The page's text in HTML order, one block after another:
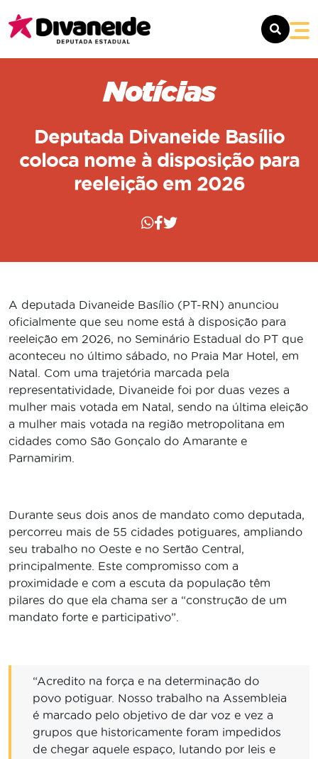
NOTÍCIAS
Notícias
Deputada Divaneide Basílio
coloca nome à disposição para
reeleição em 2026
A deputada Divaneide Basílio (PT-RN) anunciou
oficialmente que seu nome está à disposição para
reeleição em 2026, no Seminário Estadual do PT que
aconteceu no último sábado, no Praia Mar Hotel, em
Natal. Com uma trajetória marcada pela
representatividade, Divaneide foi por duas vezes a
mulher mais votada em Natal, sendo na última eleição
a mulher mais votada na região metropolitana em
cidades como São Gonçalo do Amarante e
Parnamirim.
Durante seus dois anos de mandato como deputada,
percorreu mais de 55 cidades potiguares, ampliando
seu trabalho no Oeste e no Sertão Central,
principalmente. Este compromisso com a
proximidade e com a escuta da população têm
pilares do que ela chama ser a “construção de um
mandato forte e participativo”.
“Acredito na força e na determinação do
povo potiguar. Nosso trabalho na Assembleia
é marcado pelo objetivo de dar voz e vez a
grupos que historicamente foram impedidos
de chegar aquele espaço, lutando por leis e